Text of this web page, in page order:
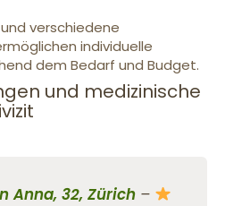
verschiedene
individuelle
dem Bedarf und Budget.
und medizinische
Anna, 32, Zürich –